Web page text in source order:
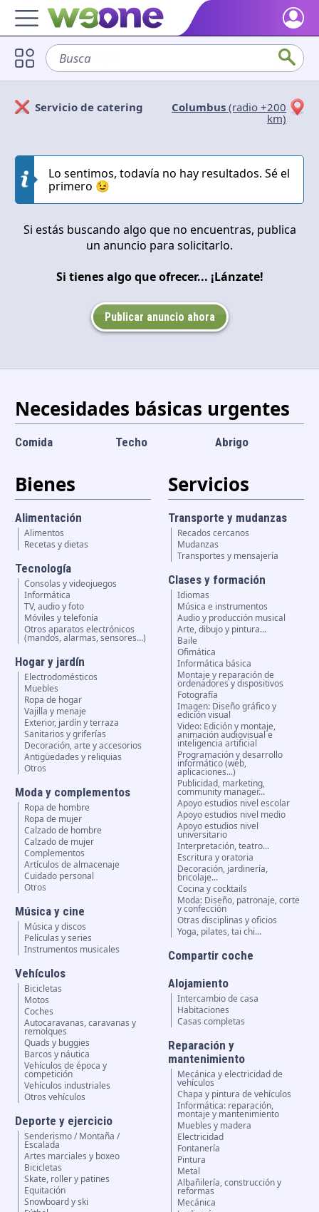
Inicio
Descubre qué es WeOne y lo que puedes hacer.
Encuentra personas con tus mismos intereses.
Echa un vistazo a lo que ofrece o solicita la comunidad.
Blog
Inspírate con nuestro contenido positivo.
Apoya WeOne
Impulsa la plataforma y obtén Dharmas y otras recompensas.
Ayuda
Idioma y divisa
Busca
Servicio de catering Columbus (radio +200
km)
Lo sentimos, todavía no hay resultados. Sé el
primero 😉
Si estás buscando algo que no encuentras, publica
un anuncio para solicitarlo.
Si tienes algo que ofrecer... ¡Lánzate!
Publicar anuncio ahora
Necesidades básicas urgentes
Comida Techo Abrigo
Bienes
Alimentación
Alimentos
Recetas y dietas
Tecnología
Consolas y videojuegos
Informática
TV, audio y foto
Móviles y telefonía
Otros aparatos electrónicos
(mandos, alarmas, sensores...)
Hogar y jardín
Electrodomésticos
Muebles
Ropa de hogar
Vajilla y menaje
Exterior, jardín y terraza
Sanitarios y griferías
Decoración, arte y accesorios
Antigüedades y reliquias
Otros
Moda y complementos
Ropa de hombre
Ropa de mujer
Calzado de hombre
Calzado de mujer
Complementos
Artículos de almacenaje
Cuidado personal
Otros
Música y cine
Música y discos
Películas y series
Instrumentos musicales
Vehículos
Bicicletas
Motos
Coches
Autocaravanas, caravanas y
remolques
Quads y buggies
Barcos y náutica
Vehículos de época y
competición
Vehículos industriales
Otros vehículos
Deporte y ejercicio
Senderismo / Montaña /
Escalada
Artes marciales y boxeo
Bicicletas
Skate, roller y patines
Equitación
Snowboard y ski
Servicios
Transporte y mudanzas
Recados cercanos
Mudanzas
Transportes y mensajería
Clases y formación
Idiomas
Música e instrumentos
Audio y producción musical
Arte, dibujo y pintura...
Baile
Ofimática
Informática básica
Montaje y reparación de
ordenadores y dispositivos
Fotografía
Imagen: Diseño gráfico y
edición visual
Video: Edición y montaje,
animación audiovisual e
inteligencia artificial
Programación y desarrollo
informático (web,
aplicaciones...)
Publicidad, marketing,
community manager...
Apoyo estudios nivel escolar
Apoyo estudios nivel medio
Apoyo estudios nivel
universitario
Interpretación, teatro...
Escritura y oratoria
Decoración, jardinería,
bricolaje...
Cocina y cocktails
Moda: Diseño, patronaje, corte
y confección
Otras disciplinas y oficios
Yoga, pilates, tai chi...
Compartir coche
Alojamiento
Intercambio de casa
Habitaciones
Casas completas
Reparación y
mantenimiento
Mecánica y electricidad de
vehículos
Chapa y pintura de vehículos
Informática: reparación,
montaje y mantenimiento
Muebles y madera
Electricidad
Fontanería
Pintura
Metal
Albañilería, construcción y
reformas
Mecánica